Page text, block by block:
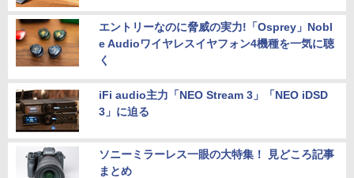
エントリーなのに脅威の実力!「Osprey」Nobl
e Audioワイヤレスイヤフォン4機種を一気に聴
く
iFi audio主力「NEO Stream 3」「NEO iDSD
3」に迫る
ソニーミラーレス一眼の大特集！ 見どころ記事
まとめ